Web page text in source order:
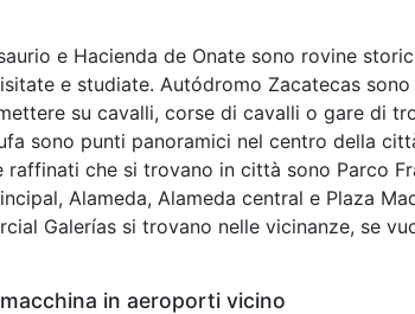
e Hacienda de Onate sono rovine
e studiate. Autódromo Zacatecas
su cavalli, corse di cavalli o gare di
sono punti panoramici nel centro della
che si trovano in città sono Parco
Alameda, Alameda central e Plaza
Galerías si trovano nelle vicinanze, se
in aeroporti vicino